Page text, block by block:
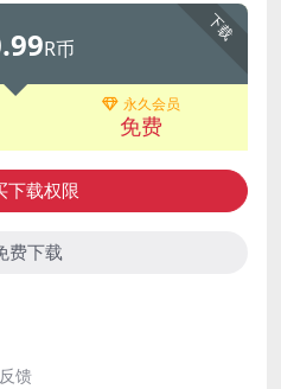
下载
R币
永久会员
免费
下载权限
费下载
馈